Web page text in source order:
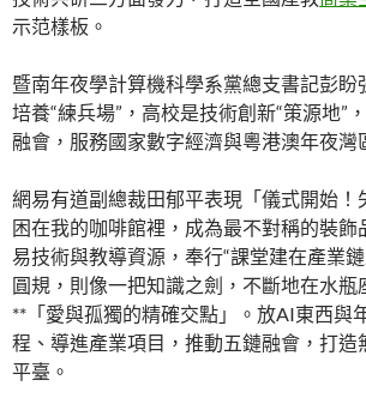
示范樣板。
暨南年夜學計算機科學系黨總支書記彭盼
培養“練兵場”，高校是技術創新“策源地”
融會，服務國家數字經濟與粵港澳年夜灣
網易有道副總裁田郁平表現「儀式開始！
困在我的咖啡館裡，成為最不對稱的裝飾
易技術與教導資源，奉行“課堂建在產業
圓規，則像一把知識之劍，不斷地在水瓶
**「愛與孤獨的精確交點」。放AI東西與
程、導進產業項目，推動五鏈融會，打造
平臺。